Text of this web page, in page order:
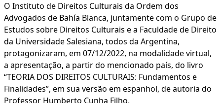
O Instituto de Direitos Culturais da Ordem dos
Advogados de Bahía Blanca, juntamente com o Grupo de
Estudos sobre Direitos Culturais e a Faculdade de Direito
da Universidade Salesiana, todos da Argentina,
protagonizaram, em 07/12/2022, na modalidade virtual,
a apresentação, a partir do mencionado país, do livro
“TEORIA DOS DIREITOS CULTURAIS: Fundamentos e
Finalidades”, em sua versão em espanhol, de autoria do
Professor Humberto Cunha Filho.